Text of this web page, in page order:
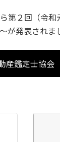
第２回（令
が発表されま
産鑑定士協会